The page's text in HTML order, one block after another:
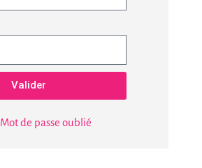
Valider
Mot de passe oublié